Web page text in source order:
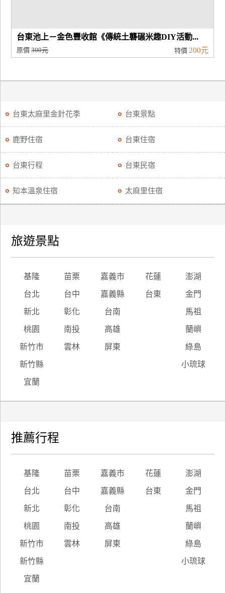
計
商
傳
台東池上－金色豐收館《傳統土礱碾米趣DIY活動...
原價300元 特價 200元
台東太麻里金針花季 台東景點
鹿野住宿 台東住宿
台東行程 台東民宿
知本溫泉住宿 太麻里住宿
旅遊景點
基隆 苗栗 嘉義市 花蓮 澎湖
台北 台中 嘉義縣 台東 金門
新北 彰化 台南 馬祖
桃園 南投 高雄 蘭嶼
新竹市 雲林 屏東 綠島
新竹縣 小琉球
宜蘭
推薦行程
基隆 苗栗 嘉義市 花蓮 澎湖
台北 台中 嘉義縣 台東 金門
新北 彰化 台南 馬祖
桃園 南投 高雄 蘭嶼
新竹市 雲林 屏東 綠島
新竹縣 小琉球
宜蘭